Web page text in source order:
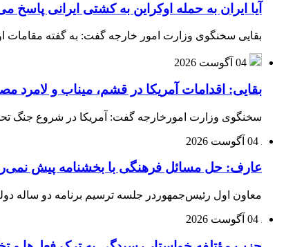
آیا ایران به حمله اوکراین به کشتی ایرانی پاسخ
بقایی سخنگوی وزارت امور خارجه گفت: به گفته مقامات
04 آگوست 2026
بقایی: اقدامات آمریکا در قشم، میناب و
سخنگوی وزارت امورخارجه گفت: آمریکا در شروع جنگ
04 آگوست 2026
عارف: حل مسائل فرهنگی با بخشنامه پیش
معاون اول رئیس‌جمهوردر جلسه ترسیم برنامه دو ساله
04 آگوست 2026